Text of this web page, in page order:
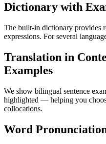
Dictionary with
The built-in dictionary provides
expressions. For several
Translation in
Examples
We show bilingual sentence
highlighted — helping you
collocations.
Word